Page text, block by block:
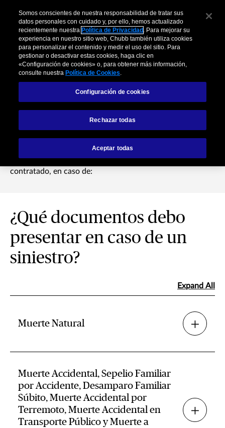
¿Qué documentos debo
presentar en caso de
un siniestro?
Documentos a presentar, en original o copia legalizada o
de acuerdo a lo indicado en el certificado de seguro
contratado, en caso de:
¿Qué documentos debo
presentar en caso de un
siniestro?
Expand All
Muerte Natural
Muerte Accidental, Sepelio Familiar
por Accidente, Desamparo Familiar
Súbito, Muerte Accidental por
Terremoto, Muerte Accidental en
Transporte Público y Muerte a
Somos conscientes de nuestra responsabilidad de tratar sus
datos personales con cuidado y, por ello, hemos actualizado
recientemente nuestra Política de Privacidad . Para mejorar su
experiencia en nuestro sitio web, Chubb también utiliza cookies
para personalizar el contenido y medir el uso del sitio. Para
gestionar o desactivar estas cookies, haga clic en
«Configuración de cookies» o, para obtener más información,
consulte nuestra Política de Cookies.
Configuración de cookies
Rechazar todas
Aceptar todas